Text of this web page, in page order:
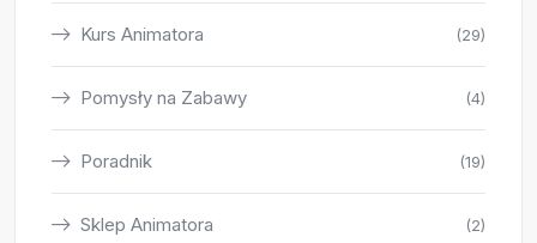
Kurs Animatora (29)
Pomysły na Zabawy (4)
Poradnik (19)
Sklep Animatora (2)